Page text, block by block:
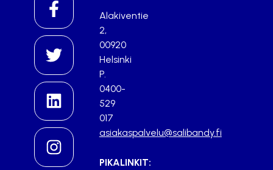
Alakiventie
2,
00920
Helsinki
P.
0400-
529
017
asiakaspalvelu@salibandy.fi
PIKALINKIT: